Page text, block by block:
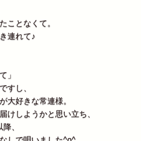
ことなくて。
連れて♪
」
すし、
大好きな常連様。
けしようかと思い立ち、
、